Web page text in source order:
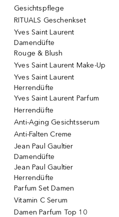
Gesichtspflege
RITUALS Geschenkset
Yves Saint Laurent
Damendüfte
Rouge & Blush
Yves Saint Laurent Make-Up
Yves Saint Laurent
Herrendüfte
Yves Saint Laurent Parfum
Herrendüfte
Anti-Aging Gesichtsserum
Anti-Falten Creme
Jean Paul Gaultier
Damendüfte
Jean Paul Gaultier
Herrendüfte
Parfum Set Damen
Vitamin C Serum
Damen Parfum Top 10